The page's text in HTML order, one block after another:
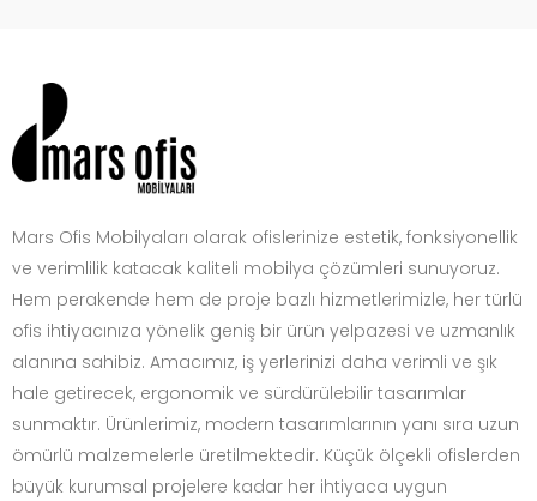
Mars Ofis Mobilyaları olarak ofislerinize estetik, fonksiyonellik
ve verimlilik katacak kaliteli mobilya çözümleri sunuyoruz.
Hem perakende hem de proje bazlı hizmetlerimizle, her türlü
ofis ihtiyacınıza yönelik geniş bir ürün yelpazesi ve uzmanlık
alanına sahibiz. Amacımız, iş yerlerinizi daha verimli ve şık
hale getirecek, ergonomik ve sürdürülebilir tasarımlar
sunmaktır. Ürünlerimiz, modern tasarımlarının yanı sıra uzun
ömürlü malzemelerle üretilmektedir. Küçük ölçekli ofislerden
büyük kurumsal projelere kadar her ihtiyaca uygun